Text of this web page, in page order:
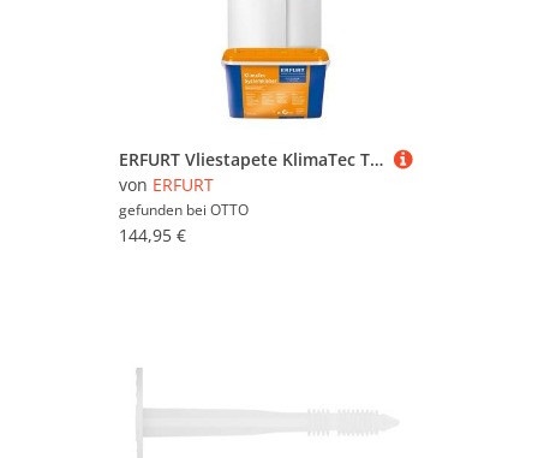
ERFURT Vliestapete KlimaTec Thermovlies Premium Dämmtapete + Kleber Systemkleber Dämmung, (Set, 2 Rollen KlimaTec Thermovlies Premium (10x0,75m) + 1 x Systemkleber), Wärmedämmung Wand und Decke
von ERFURT
gefunden bei OTTO
144,95 €